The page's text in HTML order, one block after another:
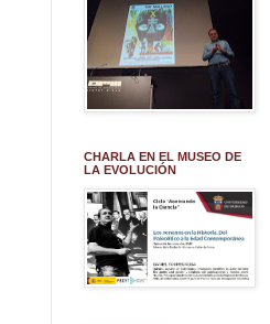
CHARLA EN EL MUSEO DE
LA EVOLUCIÓN